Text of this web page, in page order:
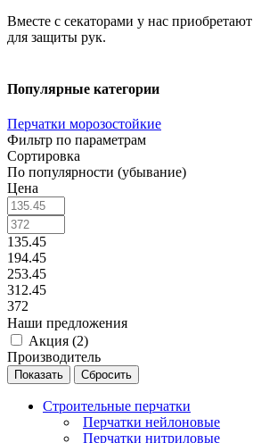
Вместе с секаторами у нас приобретают
для защиты рук.
Популярные категории
Перчатки морозостойкие
Фильтр по параметрам
Сортировка
По популярности (убывание)
Цена
135.45
194.45
253.45
312.45
372
Наши предложения
Акция (2)
Производитель
Сбросить
Строительные перчатки
Перчатки нейлоновые
Перчатки нитриловые